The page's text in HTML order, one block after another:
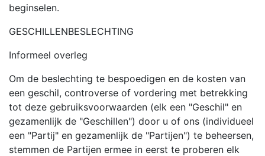
beginselen.
GESCHILLENBESLECHTING
Informeel overleg
Om de beslechting te bespoedigen en de kosten van
een geschil, controverse of vordering met betrekking
tot deze gebruiksvoorwaarden (elk een "Geschil" en
gezamenlijk de "Geschillen") door u of ons (individueel
een "Partij" en gezamenlijk de "Partijen") te beheersen,
stemmen de Partijen ermee in eerst te proberen elk